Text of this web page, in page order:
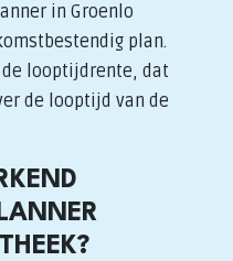
in Groenlo
plan.
de looptijdrente, dat
de looptijd van de